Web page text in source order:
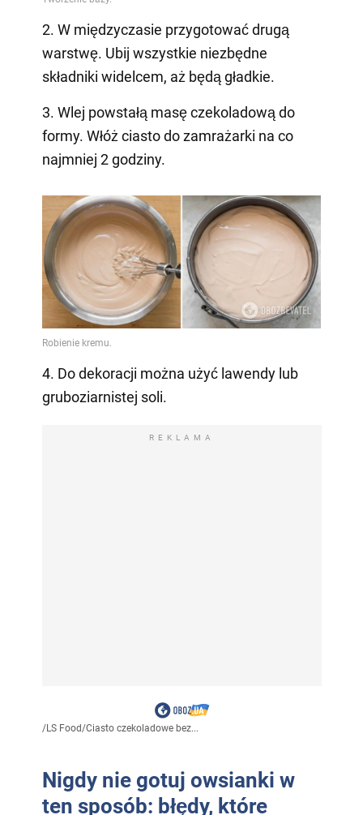
2. W międzyczasie przygotować drugą
warstwę. Ubij wszystkie niezbędne
składniki widelcem, aż będą gładkie.
3. Wlej powstałą masę czekoladową do
formy. Włóż ciasto do zamrażarki na co
najmniej 2 godziny.
4. Do dekoracji można użyć lawendy lub
gruboziarnistej soli.
REKLAMA
/LS Food/Ciasto czekoladowe bez...
Nigdy nie gotuj owsianki w
ten sposób: błędy, które